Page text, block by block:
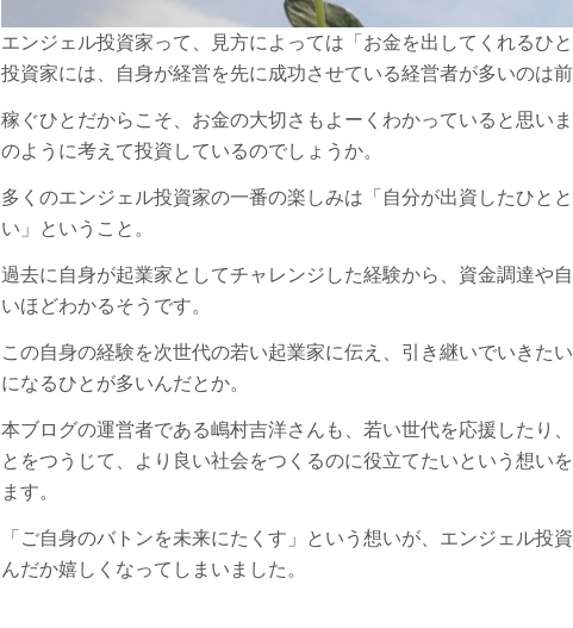
エンジェル投資家って、見方によっては「お金を出してくれるひ
投資家には、自身が経営を先に成功させている経営者が多いのは
稼ぐひとだからこそ、お金の大切さもよーくわかっていると思い
のように考えて投資しているのでしょうか。
多くのエンジェル投資家の一番の楽しみは「自分が出資したひと
い」ということ。
過去に自身が起業家としてチャレンジした経験から、資金調達や
いほどわかるそうです。
この自身の経験を次世代の若い起業家に伝え、引き継いでいきた
になるひとが多いんだとか。
本ブログの運営者である嶋村吉洋さんも、若い世代を応援したり
とをつうじて、より良い社会をつくるのに役立てたいという想い
ます。
「ご自身のバトンを未来にたくす」という想いが、エンジェル投
んだか嬉しくなってしまいました。